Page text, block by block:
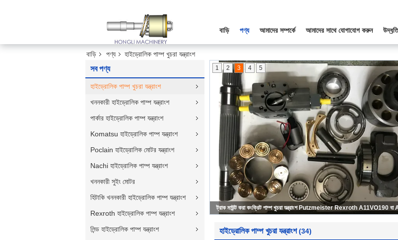
বাড়ি পণ্য আমাদের সম্পর্কে আমাদের সাথে যোগাযোগ করুন
বাড়ি পণ্য হাইড্রোলিক পাম্প খুচরা যন্ত্রাংশ
সব পণ্য
হাইড্রোলিক পাম্প খুচরা যন্ত্রাংশ
খননকারী হাইড্রোলিক পাম্প যন্ত্রাংশ
পার্কার হাইড্রোলিক পাম্প যন্ত্রাংশ
Komatsu হাইড্রোলিক পাম্প যন্ত্রাংশ
Poclain হাইড্রোলিক মোটর যন্ত্রাংশ
Nachi হাইড্রোলিক পাম্প যন্ত্রাংশ
খননকারী সুইং মোটর
হিটাকি খননকারী হাইড্রোলিক পাম্প যন্ত্রাংশ
Rexroth হাইড্রোলিক পাম্প যন্ত্রাংশ
লিন্ড হাইড্রোলিক পাম্প যন্ত্রাংশ
ট্রাক মাউন্ট করা কংক্রিট পাম্প খুচরা যন্ত্রাংশ Putzmeister Rexroth A11VO190
1 2 3 4 5
হাইড্রোলিক পাম্প খুচরা যন্ত্রাংশ (34)